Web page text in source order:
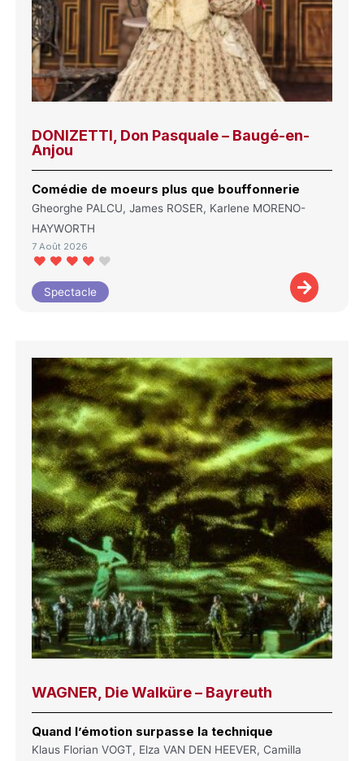
DONIZETTI, Don Pasquale – Baugé-en-
Anjou
Comédie de moeurs plus que bouffonnerie
Gheorghe PALCU, James ROSER, Karlene MORENO-
HAYWORTH
7 Août 2026
Spectacle
WAGNER, Die Walküre – Bayreuth
Quand l’émotion surpasse la technique
Klaus Florian VOGT, Elza VAN DEN HEEVER, Camilla